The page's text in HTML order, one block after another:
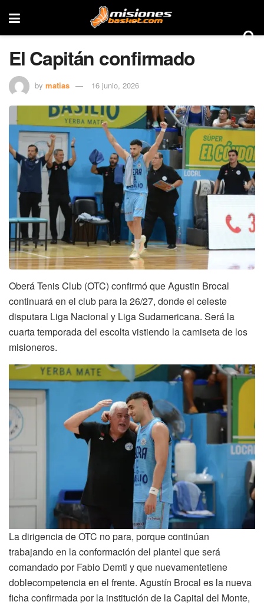
El Capitán confirmado
by matias 16 junio, 2026
Oberá Tenis Club (OTC) confirmó que Agustin Brocal
continuará en el club para la 26/27, donde el celeste
disputara Liga Nacional y Liga Sudamericana. Será la
cuarta temporada del escolta vistiendo la camiseta de los
misioneros.
La dirigencia de OTC no para, porque continúan
trabajando en la conformación del plantel que será
comandado por Fabio Demti y que nuevamentetiene
doblecompetencia en el frente. Agustín Brocal es la nueva
ficha confirmada por la institución de la Capital del Monte,